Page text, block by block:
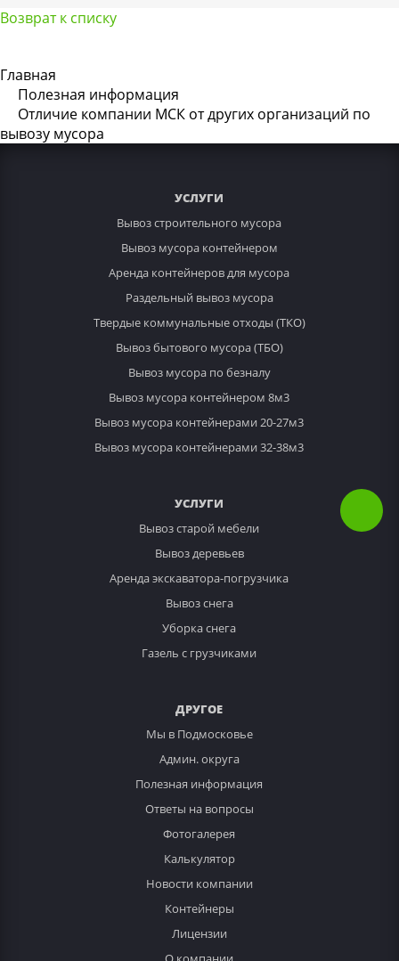
Возврат к списку
Главная
Полезная информация
Отличие компании МСК от других организаций по
вывозу мусора
УСЛУГИ
Вывоз строительного мусора
Вывоз мусора контейнером
Аренда контейнеров для мусора
Раздельный вывоз мусора
Твердые коммунальные отходы (ТКО)
Вывоз бытового мусора (ТБО)
Вывоз мусора по безналу
Вывоз мусора контейнером 8м3
Вывоз мусора контейнерами 20-27м3
Вывоз мусора контейнерами 32-38м3
УСЛУГИ
Вывоз старой мебели
Вывоз деревьев
Аренда экскаватора-погрузчика
Вывоз снега
Уборка снега
Газель с грузчиками
ДРУГОЕ
Мы в Подмосковье
Админ. округа
Полезная информация
Ответы на вопросы
Фотогалерея
Калькулятор
Новости компании
Контейнеры
Лицензии